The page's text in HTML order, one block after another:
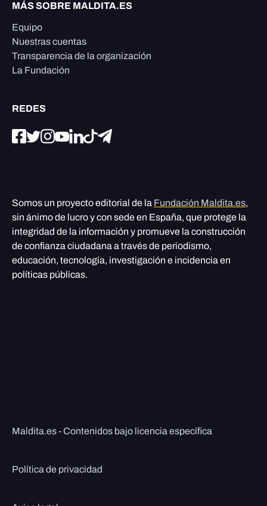
MÁS SOBRE MALDITA.ES
Equipo
Nuestras cuentas
Transparencia de la organización
La Fundación
REDES
Somos un proyecto editorial de la Fundación Maldita.es,
sin ánimo de lucro y con sede en España, que protege la
integridad de la información y promueve la construcción
de confianza ciudadana a través de periodismo,
educación, tecnología, investigación e incidencia en
políticas públicas.
Maldita.es - Contenidos bajo licencia específica
Política de privacidad